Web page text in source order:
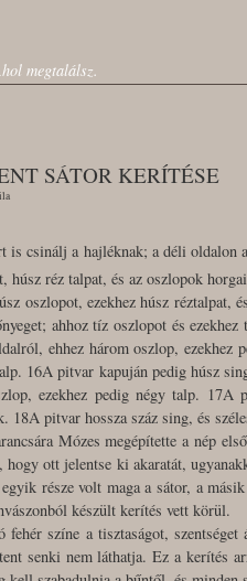
megtalálsz.
SÁTOR KERÍTÉSE
is csinálj a hajléknak; a déli oldalon
húsz réz talpat, és az oszlopok
oszlopot, ezekhez húsz réztalpat,
ahhoz tíz oszlopot és
ehhez három oszlop, ezekhez
16A pitvar kapuján pedig húsz
ezekhez pedig négy talp. 17A
18A pitvar hossza száz sing, és
Mózes megépítette a nép
hogy ott jelentse ki akaratát,
része volt maga a sátor, a
készült kerítés vett körül.
fehér színe a tisztaságot,
senki nem láthatja. Ez a kerítés